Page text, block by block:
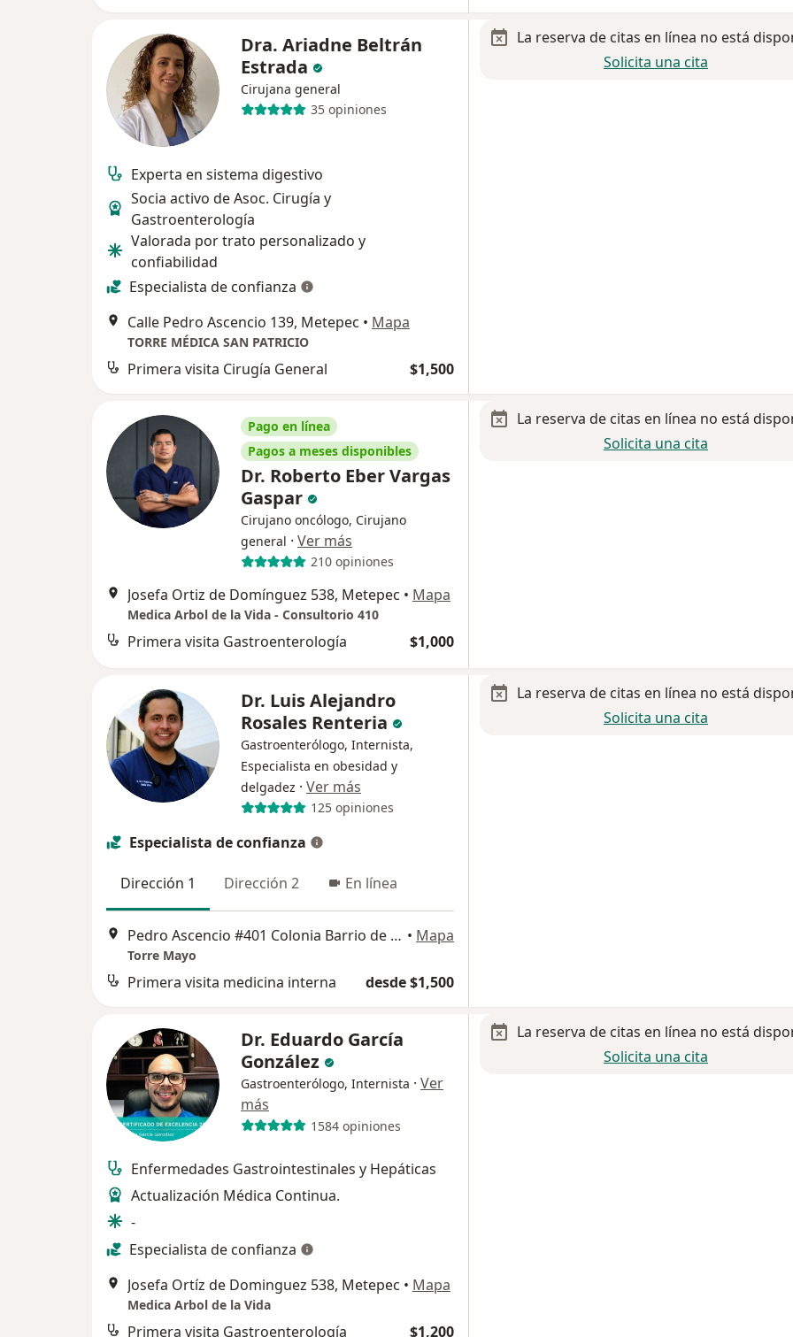
Dra. Ariadne Beltrán
Estrada
Cirujana general
35 opiniones
Experta en sistema digestivo
Socia activo de Asoc. Cirugía y
Gastroenterología
Valorada por trato personalizado y
confiabilidad
Especialista de confianza
Calle Pedro Ascencio 139, Metepec • Mapa
TORRE MÉDICA SAN PATRICIO
Primera visita Cirugía General $1,500
La reserva de citas en línea no está
Solicita una cita
Pago en línea
Pagos a meses disponibles
Dr. Roberto Eber Vargas
Gaspar
Cirujano oncólogo, Cirujano
general · Ver más
210 opiniones
Josefa Ortiz de Domínguez 538, Metepec • Mapa
Medica Arbol de la Vida - Consultorio 410
Primera visita Gastroenterología $1,000
La reserva de citas en línea no está
Solicita una cita
Dr. Luis Alejandro
Rosales Renteria
Gastroenterólogo, Internista,
Especialista en obesidad y
delgadez · Ver más
125 opiniones
Especialista de confianza
Dirección 1 Dirección 2 En línea
Pedro Ascencio #401 Colonia Barrio de Santa Cruz, Metepec • Mapa
Torre Mayo
Primera visita medicina interna desde $1,500
La reserva de citas en línea no está
Solicita una cita
Dr. Eduardo García
González
Gastroenterólogo, Internista · Ver
más
1584 opiniones
Enfermedades Gastrointestinales y Hepáticas
Actualización Médica Continua.
-
Especialista de confianza
Josefa Ortíz de Dominguez 538, Metepec • Mapa
Medica Arbol de la Vida
Primera visita Gastroenterología $1,200
La reserva de citas en línea no está
Solicita una cita